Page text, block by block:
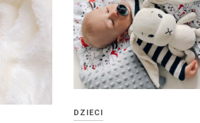
DZIECI